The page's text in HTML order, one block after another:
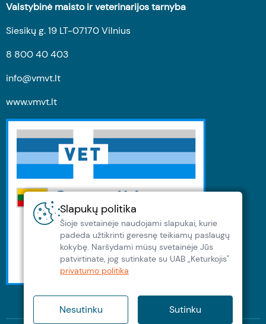
Slapukų politika
Šioje svetainėje naudojami slapukai, kurie
padeda užtikrinti geresnę teikiamų paslaugų
kokybę. Naršydami müsų svetainėje Jūs
patvirtinate, jog sutinkate su UAB „Keturkojis"
privatumo politika
Nesutinku Sutinku
Valstybinė maisto ir veterinarijos tarnyba
Siesikų g. 19 LT-07170 Vilnius
8 800 40 403
info@vmvt.lt
www.vmvt.lt